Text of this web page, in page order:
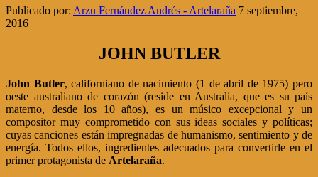
Publicado por: Arzu Fernández Andrés - Artelaraña 7 septiembre,
2016
JOHN BUTLER
John Butler, californiano de nacimiento (1 de abril de 1975) pero
oeste australiano de corazón (reside en Australia, que es su país
materno, desde los 10 años), es un músico excepcional y un
compositor muy comprometido con sus ideas sociales y políticas;
cuyas canciones están impregnadas de humanismo, sentimiento y de
energía. Todos ellos, ingredientes adecuados para convertirle en el
primer protagonista de Artelaraña.